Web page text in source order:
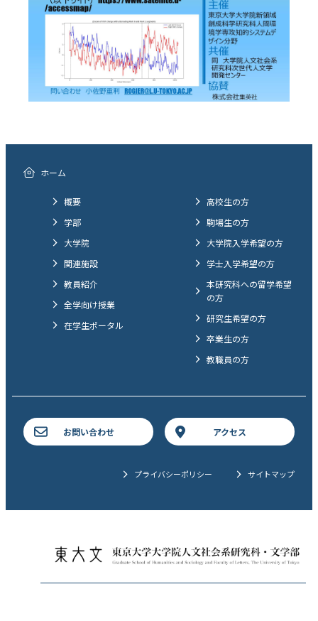
ホーム
概要
学部
大学院
関連施設
教員紹介
全学向け授業
在学生ポータル
高校生の方
駒場生の方
大学院入学希望の方
学士入学希望の方
本研究科への留学希望
の方
研究生希望の方
卒業生の方
教職員の方
お問い合わせ アクセス
プライバシーポリシー サイトマップ